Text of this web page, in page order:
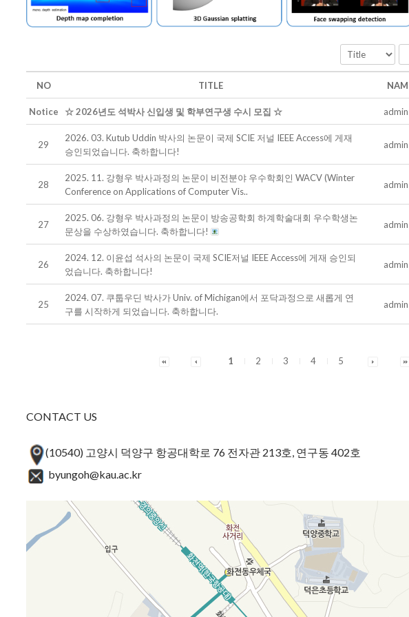
NO TITLE
Notice ☆ 2026년도 석박사 신입생 및 학부연구생 수시 모집 ☆ admin
29
2026. 03. Kutub Uddin 박사의 논문이 국제 SCIE 저널 IEEE Access에 게재
승인되었습니다. 축하합니다!
admin
28
2025. 11. 강형우 박사과정의 논문이 비전분야 우수학회인 WACV (Winter
Conference on Applications of Computer Vis..
admin
27
2025. 06. 강형우 박사과정의 논문이 방송공학회 하계학술대회 우수학생논
문상을 수상하였습니다. 축하합니다!
admin
26
2024. 12. 이윤섭 석사의 논문이 국제 SCIE저널 IEEE Access에 게재 승인되
었습니다. 축하합니다!
admin
25
2024. 07. 쿠툽우딘 박사가 Univ. of Michigan에서 포닥과정으로 새롭게 연
구를 시작하게 되었습니다. 축하합니다.
admin
1 2 3 4 5
CONTACT US
(10540) 고양시 덕양구 항공대학로 76 전자관 213호, 연구동 402호
byungoh@kau.ac.kr